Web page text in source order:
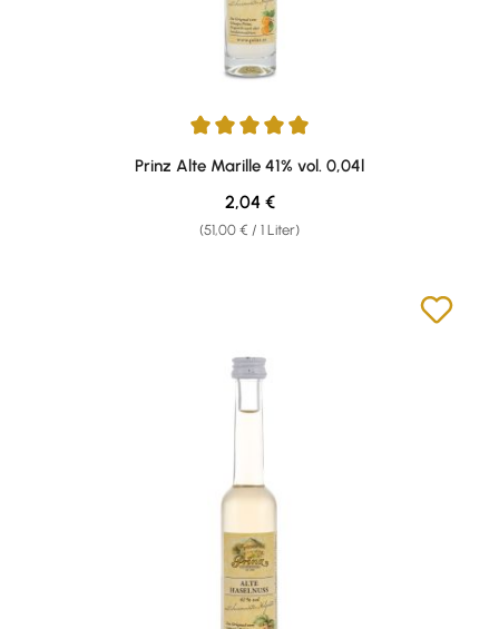
Durchschnittliche Bewertung von 4.89 von 5 Sternen
Prinz Alte Marille 41% vol. 0,04l
(51,00 € / 1 Liter)
Regulärer Preis:
2,04 €